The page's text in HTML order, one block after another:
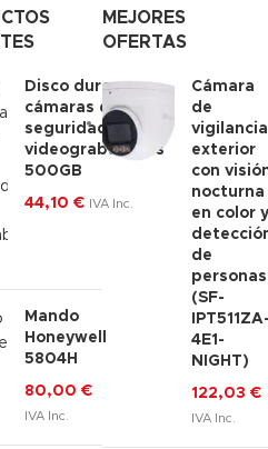
Disco duro para
cámaras de
seguridad y
videograbadores
500GB
44,10€ IVA Inc.
Mando
Honeywell
5804H
80,00€
IVA Inc.
MEJORES
OFERTAS
Cámara
de
vigilancia
exterior
con
nocturna
en color y
de
personas
(SF-
4E1-
NIGHT)
122,03 €
IVA Inc.